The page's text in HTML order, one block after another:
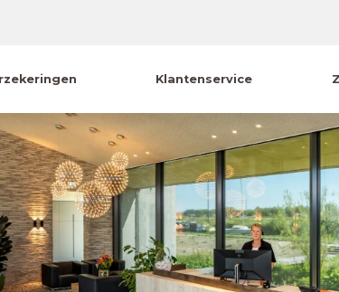
Klantenservice